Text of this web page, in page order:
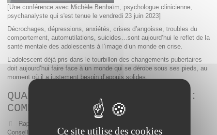
[Une conférence avec Michèle Benhaïm, psychologue clinicienne,
psychanalyste qui s'est tenue le vendredi 23 juin 2023]
Décrochages, dépressions, anxiétés, crises d’angoisse, troubles du
comportement, automutilations, suicides…sont aujourd’hui le reflet de la
santé mentale des adolescents à l’image d’un monde en crise.
L’adolescent déjà pris dans le tourbillon des changements pubertaires
doit aujourd’hui faire face à un monde qui se dérobe sous ses pieds, au
moment où il a justement besoin d’appuis solides.
QUAND LES ENFANTS VONT MAL :
COMMENT LES AIDER ?
Rapport
Conseil de l'enfance et de l'adolescence du Haut conseil de la
Ce site utilise des cookies